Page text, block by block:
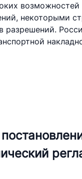
Комитет
дорогам
некоторыми
разрешений.